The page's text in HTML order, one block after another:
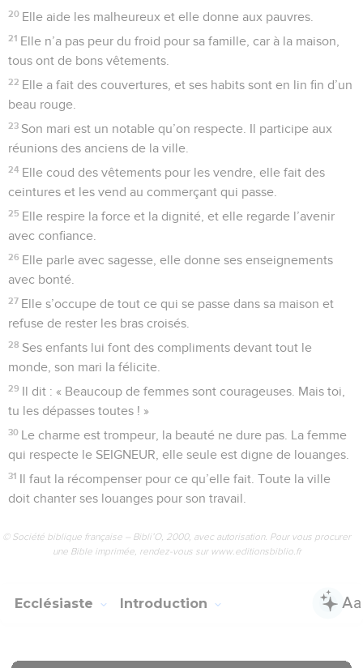
20 Elle aide les malheureux et elle donne aux pauvres.
21 Elle n’a pas peur du froid pour sa famille, car à la maison,
tous ont de bons vêtements.
22 Elle a fait des couvertures, et ses habits sont en lin fin d’un
beau rouge.
23 Son mari est un notable qu’on respecte. Il participe aux
réunions des anciens de la ville.
24 Elle coud des vêtements pour les vendre, elle fait des
ceintures et les vend au commerçant qui passe.
25 Elle respire la force et la dignité, et elle regarde l’avenir
avec confiance.
26 Elle parle avec sagesse, elle donne ses enseignements
avec bonté.
27 Elle s’occupe de tout ce qui se passe dans sa maison et
refuse de rester les bras croisés.
28 Ses enfants lui font des compliments devant tout le
monde, son mari la félicite.
29 Il dit : « Beaucoup de femmes sont courageuses. Mais toi,
tu les dépasses toutes ! »
30 Le charme est trompeur, la beauté ne dure pas. La femme
qui respecte le SEIGNEUR, elle seule est digne de louanges.
31 Il faut la récompenser pour ce qu’elle fait. Toute la ville
doit chanter ses louanges pour son travail.
© Société biblique française – Bibli’O, 2000, avec autorisation. Pour vous procurer
une Bible imprimée, rendez-vous sur www.editionsbiblio.fr
Ecclésiaste Introduction